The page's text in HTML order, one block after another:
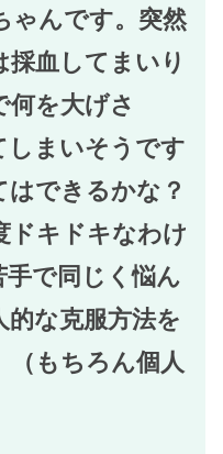
ゃんです。突然
血してまいり
何を大げさ
しまいそうです
できるかな？
ドキドキなわけ
で同じく悩ん
な克服方法を
もちろん個人